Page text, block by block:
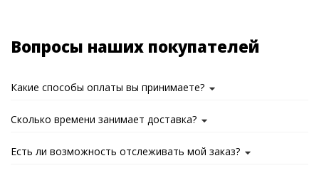
Вопросы наших покупателей
Какие способы оплаты вы принимаете?
Сколько времени занимает доставка?
Есть ли возможность отслеживать мой заказ?